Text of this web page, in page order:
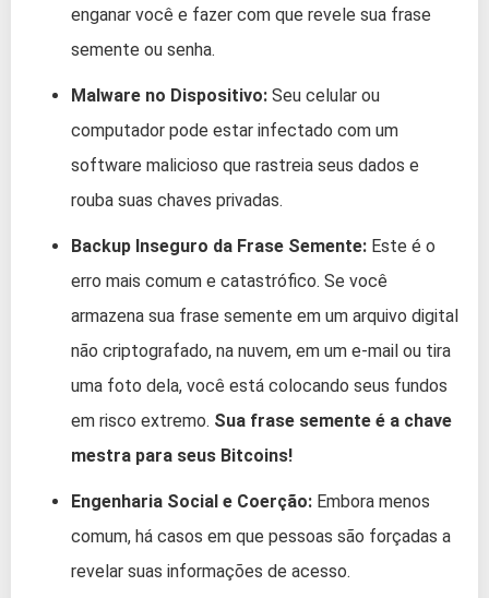
enganar você e fazer com que revele sua frase
semente ou senha.
Malware no Dispositivo: Seu celular ou
computador pode estar infectado com um
software malicioso que rastreia seus dados e
rouba suas chaves privadas.
Backup Inseguro da Frase Semente: Este é o
erro mais comum e catastrófico. Se você
armazena sua frase semente em um arquivo digital
não criptografado, na nuvem, em um e-mail ou tira
uma foto dela, você está colocando seus fundos
em risco extremo. Sua frase semente é a chave
mestra para seus Bitcoins!
Engenharia Social e Coerção: Embora menos
comum, há casos em que pessoas são forçadas a
revelar suas informações de acesso.